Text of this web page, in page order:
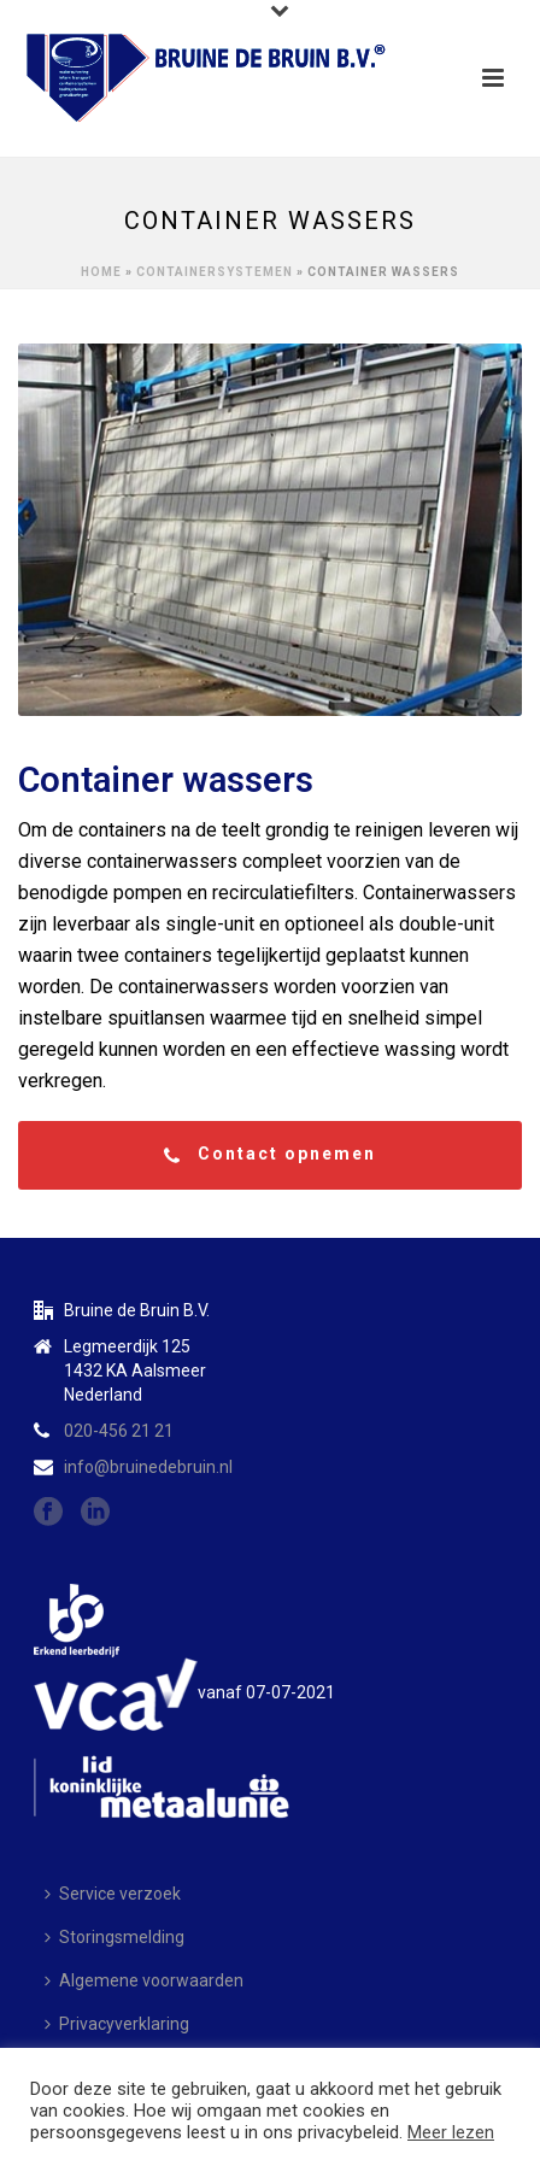
CONTAINER WASSERS
HOME » CONTAINERSYSTEMEN » CONTAINER WASSERS
Container wassers
Om de containers na de teelt grondig te reinigen leveren wij
diverse containerwassers compleet voorzien van de
benodigde pompen en recirculatiefilters. Containerwassers
zijn leverbaar als single-unit en optioneel als double-unit
waarin twee containers tegelijkertijd geplaatst kunnen
worden. De containerwassers worden voorzien van
instelbare spuitlansen waarmee tijd en snelheid simpel
geregeld kunnen worden en een effectieve wassing wordt
verkregen.
Contact opnemen
Bruine de Bruin B.V.
Legmeerdijk 125
1432 KA Aalsmeer
Nederland
020-456 21 21
info@bruinedebruin.nl
vanaf 07-07-2021
Service verzoek
Storingsmelding
Algemene voorwaarden
Privacyverklaring
Door deze site te gebruiken, gaat u akkoord met het gebruik
van cookies. Hoe wij omgaan met cookies en
persoonsgegevens leest u in ons privacybeleid. Meer lezen